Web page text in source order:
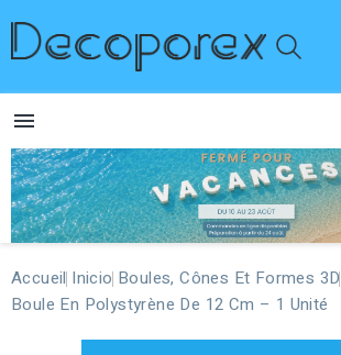

Accueil Inicio Boules, Cônes Et Formes 3D
Boule En Polystyrène De 12 Cm – 1 Unité